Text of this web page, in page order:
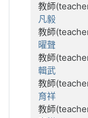
教師
凡毅
教師
曜聲
教師
輯武
教師
育祥
教師